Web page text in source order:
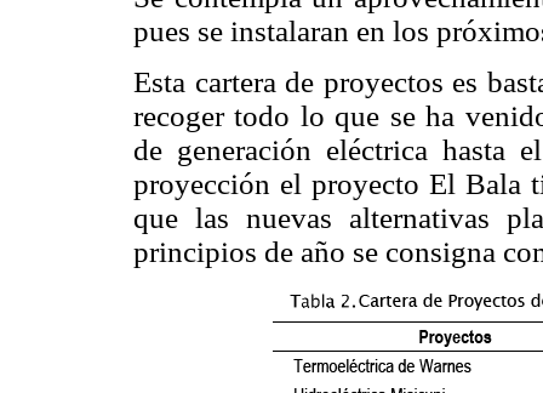
pues se instalaran en los
Esta cartera de proyectos es
recoger todo lo que se ha
de generación eléctrica hasta
proyección el proyecto El Bala
que las nuevas alternativas
principios de año se consigna